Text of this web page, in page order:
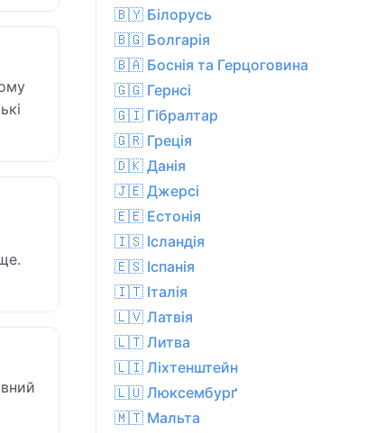
🇧🇾 Білорусь
🇧🇬 Болгарія
🇧🇦 Боснія та Герцоговина
🇬🇬 Гернсі
🇬🇮 Гібралтар
🇬🇷 Греція
🇩🇰 Данія
🇯🇪 Джерсі
🇪🇪 Естонія
🇮🇸 Ісландія
🇪🇸 Іспанія
🇮🇹 Італія
🇱🇻 Латвія
🇱🇹 Литва
🇱🇮 Ліхтенштейн
🇱🇺 Люксембурґ
🇲🇹 Мальта